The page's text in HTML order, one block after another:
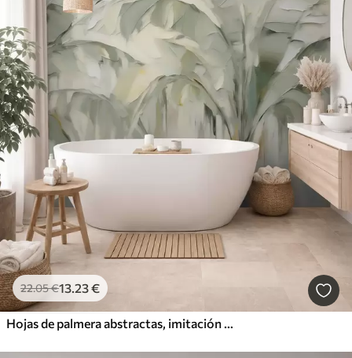
22.05€13 .23€